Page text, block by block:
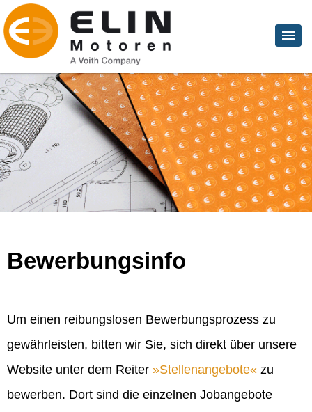
Bewerbungsinfo
Um einen reibungslosen Bewerbungsprozess zu
gewährleisten, bitten wir Sie, sich direkt über unsere
Website unter dem Reiter
Stellenangebote
zu
bewerben. Dort sind die einzelnen Jobangebote